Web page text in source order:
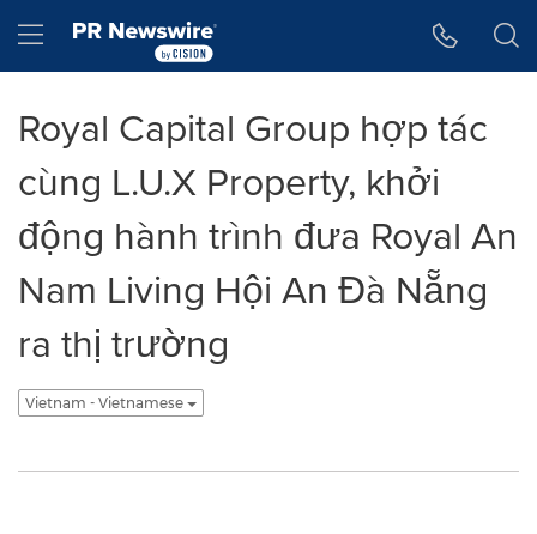
Hamburger menu
Royal Capital Group hợp tác
cùng L.U.X Property, khởi
động hành trình đưa Royal An
Nam Living Hội An Đà Nẵng
ra thị trường
Vietnam - Vietnamese